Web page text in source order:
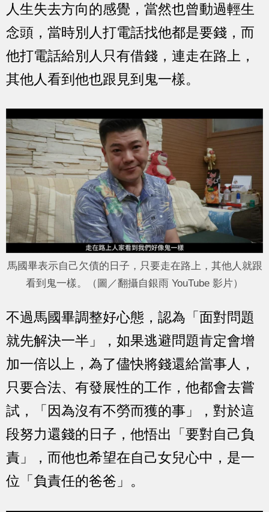
人生失去方向的感覺，當然也曾動過輕生
念頭，當時別人打電話找他都是要錢，而
他打電話給別人只有借錢，連走在路上，
其他人看到他也跟見到鬼一樣。
馬國畢表示自己欠債的日子，只要走在路上，其他人就跟
看到鬼一樣。（圖／翻攝自銀雨 YouTube 影片）
不過馬國畢調整好心態，認為「面對問題
就先解決一半」，如果逃避問題肯定會增
加一倍以上，為了儘快將錢還給當事人，
只要合法、有發展性的工作，他都會去嘗
試，「因為沒有不勞而獲的事」，對於這
段努力還錢的日子，他悟出「要對自己負
責」，而他也希望在自己女兒心中，是一
位「負責任的爸爸」。